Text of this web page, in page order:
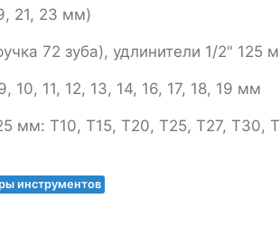
21, 23 мм)
72 зуба), удлинители 1/2"
11, 12, 13, 14, 16, 17, 18, 19 мм
мм: T10, T15, T20, T25, Т27, T30,
инструментов